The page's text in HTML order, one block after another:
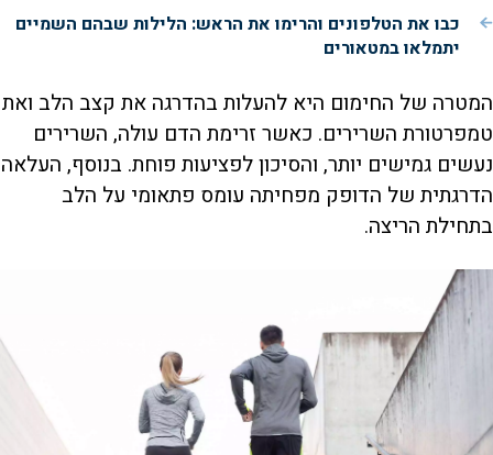
כבו את הטלפונים והרימו את הראש: הלילות שבהם השמיים
יתמלאו במטאורים
המטרה של החימום היא להעלות בהדרגה את קצב הלב ואת
טמפרטורת השרירים. כאשר זרימת הדם עולה, השרירים
נעשים גמישים יותר, והסיכון לפציעות פוחת. בנוסף, העלאה
הדרגתית של הדופק מפחיתה עומס פתאומי על הלב
בתחילת הריצה.